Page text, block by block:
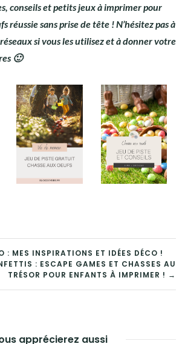
conseils et petits jeux à imprimer pour
réussie sans prise de tête ! N’hésitez pas à
si vous les utilisez et à donner votre
🙂
: MES INSPIRATIONS ET IDÉES DÉCO !
: ESCAPE GAMES ET CHASSES AU
TRÉSOR POUR ENFANTS À IMPRIMER ! →
apprécierez aussi